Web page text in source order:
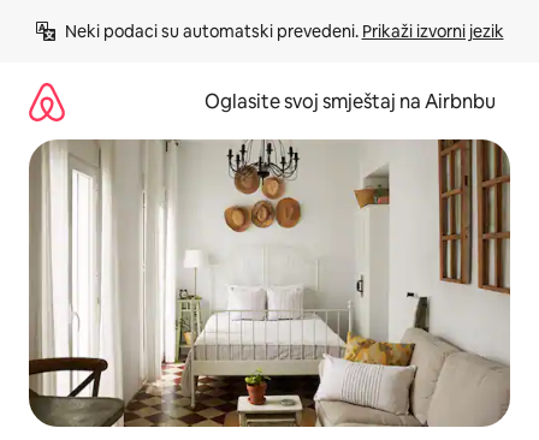
Neki podaci su automatski prevedeni. Prikaži izvorni jezik
Oglasite svoj smještaj na Airbnbu